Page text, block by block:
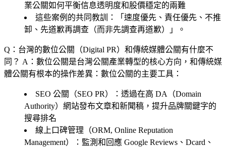
業公關如何平衡信息透明度和股價穩定的兩難
這些案例的共同教訓：「速度優先、責任優先、不推
卸、先道歉再調查（而非先調查再道歉）」。
Q：台灣的數位公關（Digital PR）和傳統媒體公關有什麼不
同？ A：數位公關是台灣公關產業轉型的核心方向，和傳統媒
體公關有根本的操作差異：數位公關的主要工具：
SEO 公關（SEO PR）
：透過在高 DA（Domain
Authority）網站發布文章和新聞稿，提升品牌關鍵字的
搜尋排名
線上口碑管理（ORM, Online Reputation
Management）
：監測和回應 Google Reviews、Dcard、